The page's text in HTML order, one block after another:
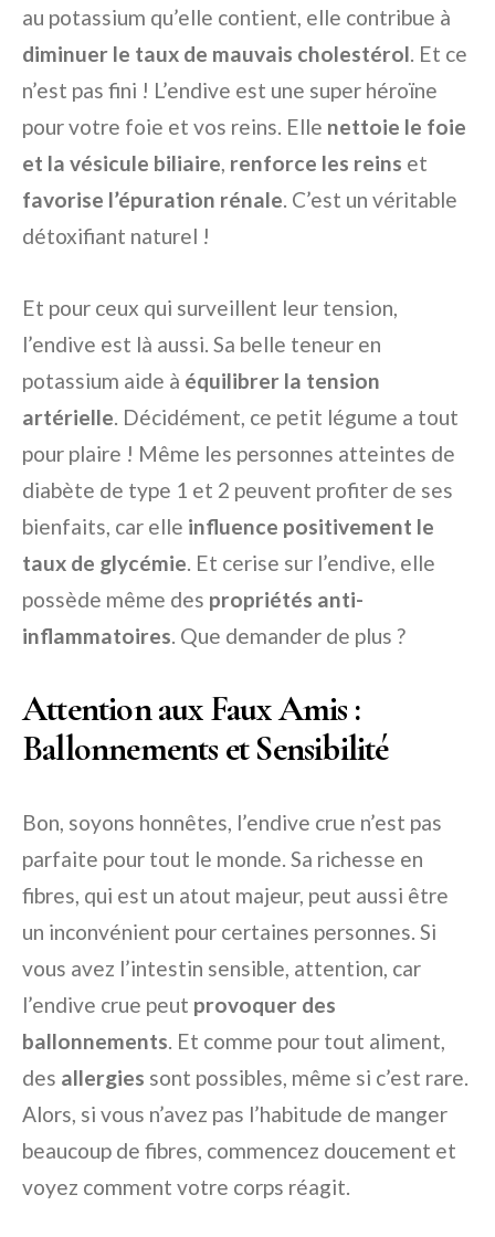
au potassium qu’elle contient, elle contribue à
diminuer le taux de mauvais cholestérol. Et ce
n’est pas fini ! L’endive est une super héroïne
pour votre foie et vos reins. Elle nettoie le foie
et la vésicule biliaire, renforce les reins et
favorise l’épuration rénale. C’est un véritable
détoxifiant naturel !
Et pour ceux qui surveillent leur tension,
l’endive est là aussi. Sa belle teneur en
potassium aide à équilibrer la tension
artérielle. Décidément, ce petit légume a tout
pour plaire ! Même les personnes atteintes de
diabète de type 1 et 2 peuvent profiter de ses
bienfaits, car elle influence positivement le
taux de glycémie. Et cerise sur l’endive, elle
possède même des propriétés anti-
inflammatoires. Que demander de plus ?
Attention aux Faux Amis :
Ballonnements et Sensibilité
Bon, soyons honnêtes, l’endive crue n’est pas
parfaite pour tout le monde. Sa richesse en
fibres, qui est un atout majeur, peut aussi être
un inconvénient pour certaines personnes. Si
vous avez l’intestin sensible, attention, car
l’endive crue peut provoquer des
ballonnements. Et comme pour tout aliment,
des allergies sont possibles, même si c’est rare.
Alors, si vous n’avez pas l’habitude de manger
beaucoup de fibres, commencez doucement et
voyez comment votre corps réagit.